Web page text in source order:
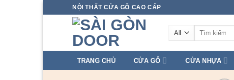
NỘI THẤT CỬA GỖ CAO CẤP
Tìm
TRANG CHỦ CỬA GỖ CỬA NHỰA